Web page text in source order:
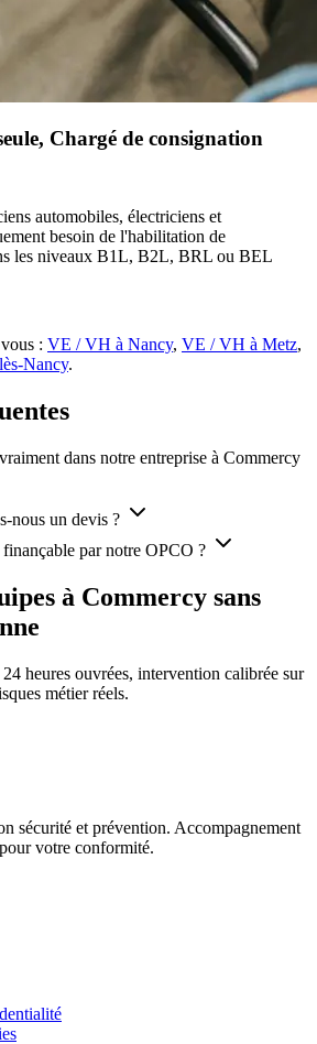
Chargé de consignation
automobiles, électriciens et
besoin de l'habilitation de
les niveaux B1L, B2L, BRL ou BEL
: VE / VH à Nancy, VE / VH à Metz,
Nancy.
dans notre entreprise à Commercy
nous un devis ?
par notre OPCO ?
à Commercy sans
heures ouvrées, intervention calibrée sur
métier réels.
sécurité et prévention. Accompagnement
votre conformité.